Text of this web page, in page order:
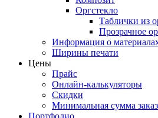
Оргстекло
Таблички из
Прозрачное
Информация о
Ширины печати
Цены
Прайс
Онлайн-калькуляторы
Скидки
Минимальная сумма
Портфолио